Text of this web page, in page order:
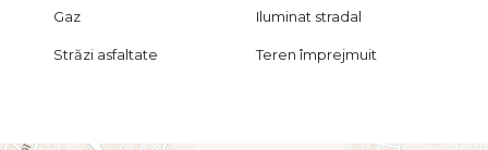
contactați B-North Real Estate.
Gaz Iluminat stradal
Străzi asfaltate Teren împrejmuit